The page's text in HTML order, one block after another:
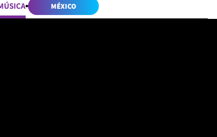
MÉXICO